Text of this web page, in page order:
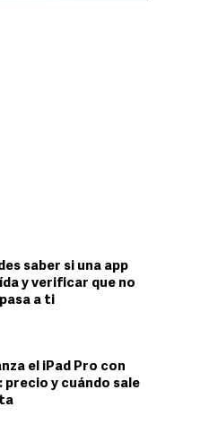
saber si una app
y verificar que no
a ti
el iPad Pro con
precio y cuándo sale